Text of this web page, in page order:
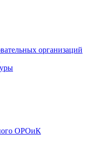
организаций
ОРОиК